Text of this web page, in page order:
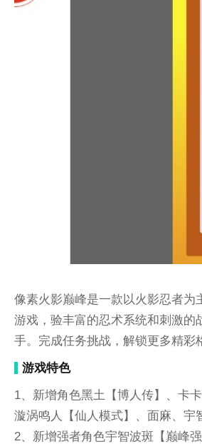
像素火影巅峰是一款以火影忍者为
游戏，验丰富的忍术系统和刺激的
手。完成任务挑战，解锁更多精彩
游戏特色
1、新增角色黑土【博人传】、卡
漩涡鸣人【仙人模式】、面麻、宇
2、新增强者角色宇智波斑【巅峰强